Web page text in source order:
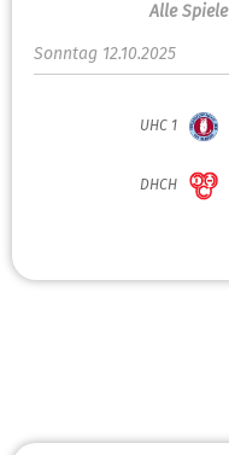
Alle Spiele
Sonntag 12.10.2025
UHC 1
DHCH